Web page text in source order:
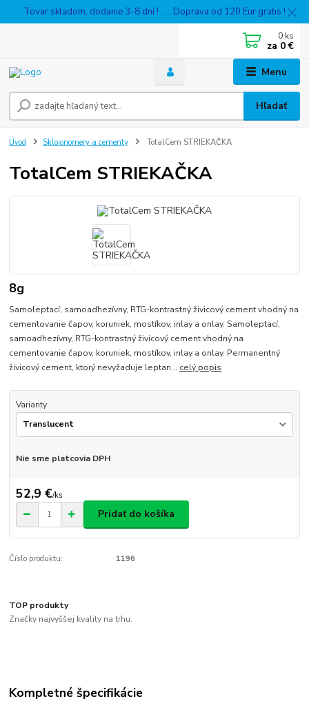
Tovar skladom, dodanie 3-8 dní ! . . . Doprava od 120 Eur gratis !
Menu
Hľadať
0 ks
za 0 €
Úvod Skloionomery a cementy TotalCem STRIEKAČKA
TotalCem STRIEKAČKA
8g
Samoleptací, samoadhezívny, RTG-kontrastný živicový cement vhodný na
cementovanie čapov, koruniek, mostíkov, inlay a onlay. Samoleptací,
samoadhezívny, RTG-kontrastný živicový cement vhodný na
cementovanie čapov, koruniek, mostíkov, inlay a onlay. Permanentný
živicový cement, ktorý nevyžaduje leptan... celý popis
Varianty
Nie sme platcovia DPH
52,9 €/ks
Pridať do košíka
Číslo produktu: 1196
TOP produkty
Značky najvyššej kvality na trhu.
Kompletné špecifikácie